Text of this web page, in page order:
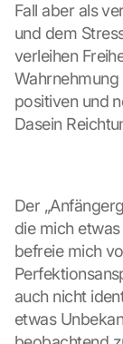
Fall aber als
und dem
verleihen
positiven und
Dasein
Der
die mich
befreie mich
auch nicht
etwas
i
s
p
r
o
t
o
n
s
c
r
e